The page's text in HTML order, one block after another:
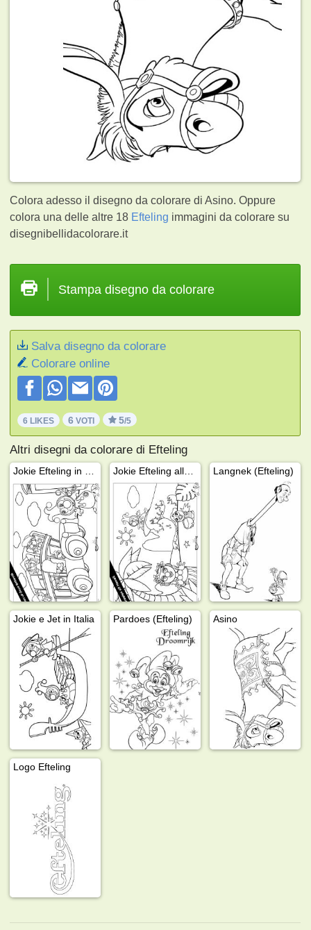
Colora adesso il disegno da colorare di Asino. Oppure
colora una delle altre 18 Efteling immagini da colorare su
disegnibellidacolorare.it
Stampa disegno da colorare
Salva disegno da colorare
Colorare online
6 LIKES 6 VOTI 5/5
Altri disegni da colorare di Efteling
Langnek (Efteling)
Jokie e Jet in Italia Pardoes (Efteling) Asino
Logo Efteling